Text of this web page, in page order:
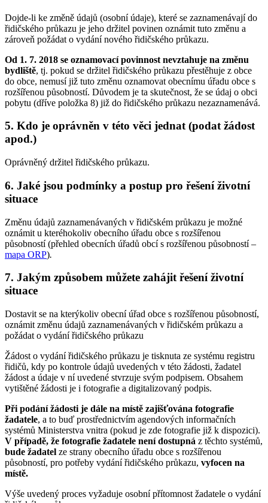
Dojde-li ke změně údajů (osobní údaje), které se zaznamenávají do
řidičského průkazu je jeho držitel povinen oznámit tuto změnu a
zároveň požádat o vydání nového řidičského průkazu.
Od 1. 7. 2018 se oznamovací povinnost nevztahuje na změnu
bydliště, tj. pokud se držitel řidičského průkazu přestěhuje z obce
do obce, nemusí již tuto změnu oznamovat obecnímu úřadu obce s
rozšířenou působností. Důvodem je ta skutečnost, že se údaj o obci
pobytu (dříve položka 8) již do řidičského průkazu nezaznamenává.
5. Kdo je oprávněn v této věci jednat (podat žádost
apod.)
Oprávněný držitel řidičského průkazu.
6. Jaké jsou podmínky a postup pro řešení životní
situace
Změnu údajů zaznamenávaných v řidičském průkazu je možné
oznámit u kteréhokoliv obecního úřadu obce s rozšířenou
působností (přehled obecních úřadů obcí s rozšířenou působností –
mapa ORP).
7. Jakým způsobem můžete zahájit řešení životní
situace
Dostavit se na kterýkoliv obecní úřad obce s rozšířenou působností,
oznámit změnu údajů zaznamenávaných v řidičském průkazu a
požádat o vydání řidičského průkazu
Žádost o vydání řidičského průkazu je tisknuta ze systému registru
řidičů, kdy po kontrole údajů uvedených v této žádosti, žadatel
žádost a údaje v ní uvedené stvrzuje svým podpisem. Obsahem
vytištěné žádosti je i fotografie a digitalizovaný podpis.
Při podání žádosti je dále na místě zajišťována fotografie
žadatele, a to buď prostřednictvím agendových informačních
systémů Ministerstva vnitra (pokud je zde fotografie již k dispozici).
V případě, že fotografie žadatele není dostupná z těchto systémů,
bude žadatel ze strany obecního úřadu obce s rozšířenou
působností, pro potřeby vydání řidičského průkazu, vyfocen na
místě.
Výše uvedený proces vyžaduje osobní přítomnost žadatele o vydání